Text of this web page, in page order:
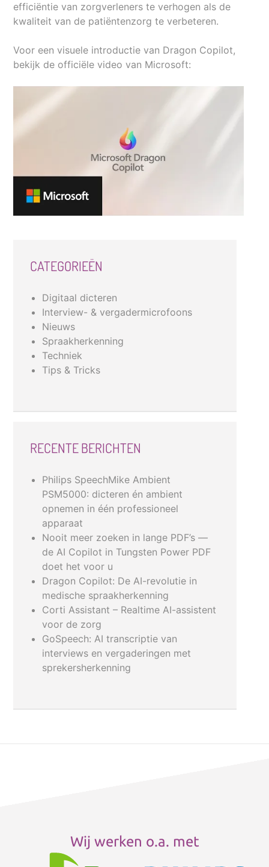
efficiëntie van zorgverleners te verhogen als de
kwaliteit van de patiëntenzorg te verbeteren.
Voor een visuele introductie van Dragon Copilot,
bekijk de officiële video van Microsoft:
CATEGORIEËN
Digitaal dicteren
Interview- & vergadermicrofoons
Nieuws
Spraakherkenning
Techniek
Tips & Tricks
RECENTE BERICHTEN
Philips SpeechMike Ambient
PSM5000: dicteren én ambient
opnemen in één professioneel
apparaat
Nooit meer zoeken in lange PDF’s —
de AI Copilot in Tungsten Power PDF
doet het voor u
Dragon Copilot: De AI-revolutie in
medische spraakherkenning
Corti Assistant – Realtime AI-assistent
voor de zorg
GoSpeech: AI transcriptie van
interviews en vergaderingen met
sprekersherkenning
Wij werken o.a. met